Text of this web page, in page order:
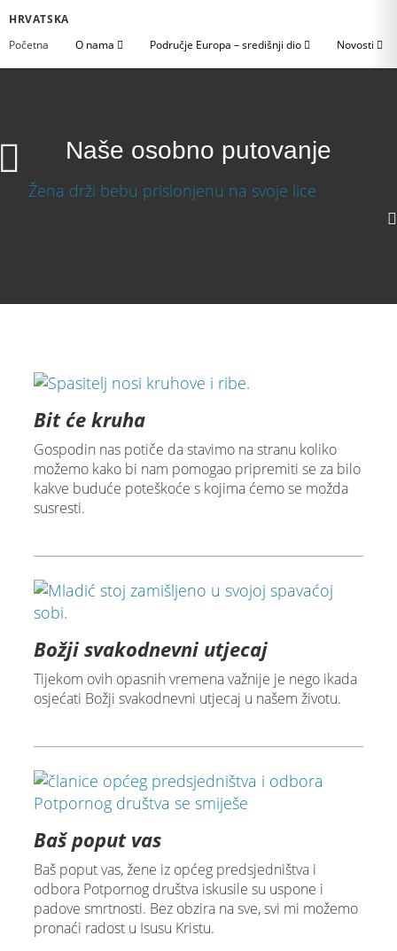
HRVATSKA
Početna
O nama Područje Europa – središnji dio Novosti
Naše osobno putovanje
Bit će kruha
Gospodin nas potiče da stavimo na stranu koliko
možemo kako bi nam pomogao pripremiti se za bilo
kakve buduće poteškoće s kojima ćemo se možda
susresti.
Božji svakodnevni utjecaj
Tijekom ovih opasnih vremena važnije je nego ikada
osjećati Božji svakodnevni utjecaj u našem životu.
Baš poput vas
Baš poput vas, žene iz općeg predsjedništva i
odbora Potpornog društva iskusile su uspone i
padove smrtnosti. Bez obzira na sve, svi mi možemo
pronaći radost u Isusu Kristu.